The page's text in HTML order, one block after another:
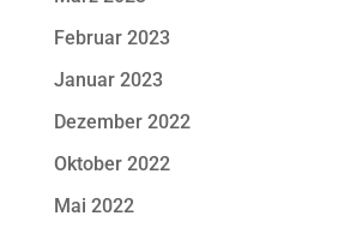
Februar 2023
Januar 2023
Dezember 2022
Oktober 2022
Mai 2022